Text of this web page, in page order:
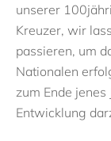
unserer
Kreuzer, wir
passieren, um
Nationalen
zum Ende
Entwicklung